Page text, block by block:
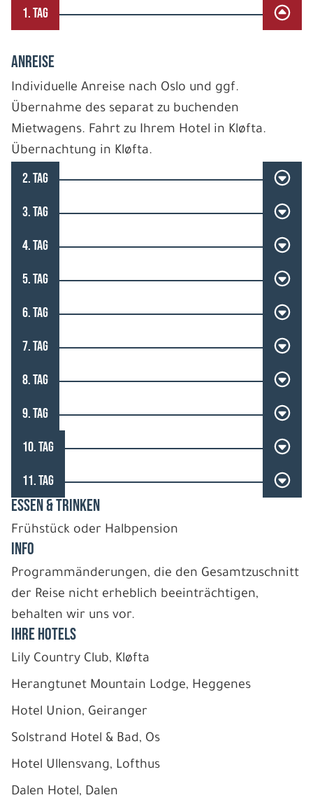
1. TAG
ANREISE
Individuelle Anreise nach Oslo und ggf.
Übernahme des separat zu buchenden
Mietwagens. Fahrt zu Ihrem Hotel in Kløfta.
Übernachtung in Kløfta.
2. TAG
3. TAG
4. TAG
5. TAG
6. TAG
7. TAG
8. TAG
9. TAG
10. TAG
11. TAG
ESSEN & TRINKEN
Frühstück oder Halbpension
INFO
Programmänderungen, die den Gesamtzuschnitt
der Reise nicht erheblich beeinträchtigen,
behalten wir uns vor.
IHRE HOTELS
Lily Country Club, Kløfta
Herangtunet Mountain Lodge, Heggenes
Hotel Union, Geiranger
Solstrand Hotel & Bad, Os
Hotel Ullensvang, Lofthus
Dalen Hotel, Dalen